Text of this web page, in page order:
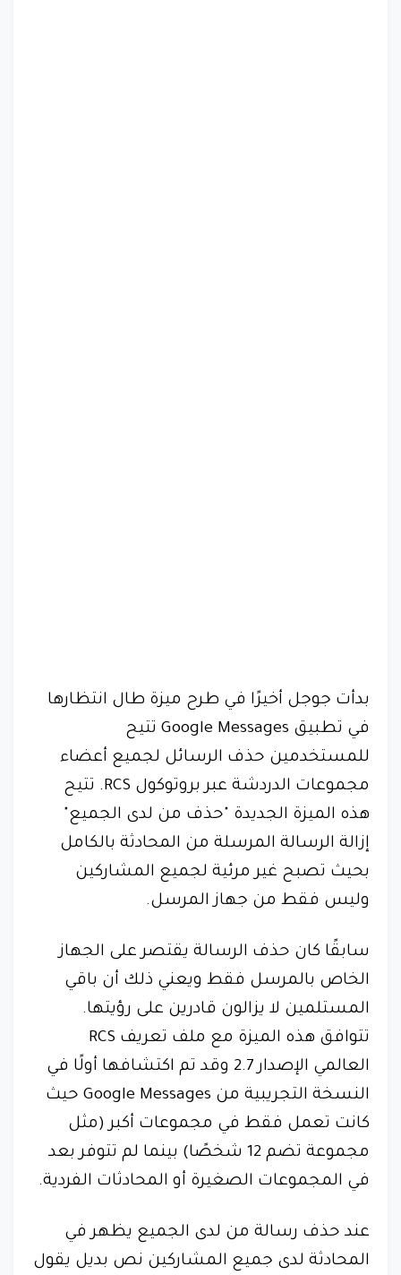
بدأت جوجل أخيرًا في طرح ميزة طال انتظارها
في تطبيق Google Messages تتيح
للمستخدمين حذف الرسائل لجميع أعضاء
مجموعات الدردشة عبر بروتوكول RCS. تتيح
هذه الميزة الجديدة "حذف من لدى الجميع"
إزالة الرسالة المرسلة من المحادثة بالكامل
بحيث تصبح غير مرئية لجميع المشاركين
وليس فقط من جهاز المرسل.
سابقًا كان حذف الرسالة يقتصر على الجهاز
الخاص بالمرسل فقط ويعني ذلك أن باقي
المستلمين لا يزالون قادرين على رؤيتها.
تتوافق هذه الميزة مع ملف تعريف RCS
العالمي الإصدار 2.7 وقد تم اكتشافها أولًا في
النسخة التجريبية من Google Messages حيث
كانت تعمل فقط في مجموعات أكبر (مثل
مجموعة تضم 12 شخصًا) بينما لم تتوفر بعد
في المجموعات الصغيرة أو المحادثات الفردية.
عند حذف رسالة من لدى الجميع يظهر في
المحادثة لدى جميع المشاركين نص بديل يقول